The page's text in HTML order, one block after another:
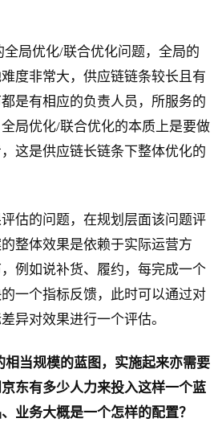
局优化/联合优化问题，全局的
度非常大，供应链链条较长且有
是有相应的负责人员，所服务的
局优化/联合优化的本质上是要做
这是供应链长链条下整体优化的
估的问题，在规划层面该问题评
整体效果是依赖于实际运营方
例如说补货、履约，每完成一个
一个指标反馈，此时可以通过对
异对效果进行一个评估。
相当规模的蓝图，实施起来亦需要
东有多少人力来投入这样一个蓝
业务大概是一个怎样的配置？